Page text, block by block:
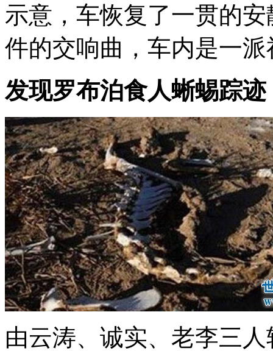
示意，车恢复了一贯的
件的交响曲，车内是一派
发现罗布泊食人蜥蜴踪迹
由云涛、诚实、老李三